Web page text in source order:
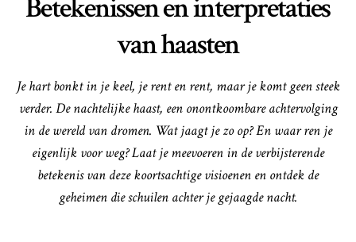
Betekenissen en interpretaties
van haasten
Je hart bonkt in je keel, je rent en rent, maar je komt geen steek
verder. De nachtelijke haast, een onontkoombare achtervolging
in de wereld van dromen. Wat jaagt je zo op? En waar ren je
eigenlijk voor weg? Laat je meevoeren in de verbijsterende
betekenis van deze koortsachtige visioenen en ontdek de
geheimen die schuilen achter je gejaagde nacht.